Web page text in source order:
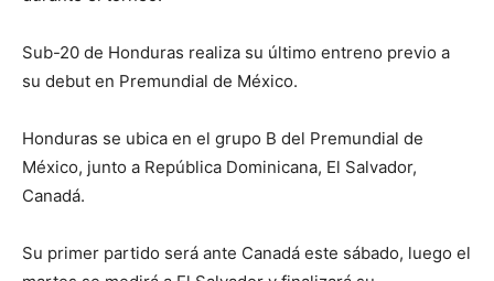
Sub-20 de Honduras realiza su último entreno previo a
su debut en Premundial de México.
Honduras se ubica en el grupo B del Premundial de
México, junto a República Dominicana, El Salvador,
Canadá.
Su primer partido será ante Canadá este sábado, luego el